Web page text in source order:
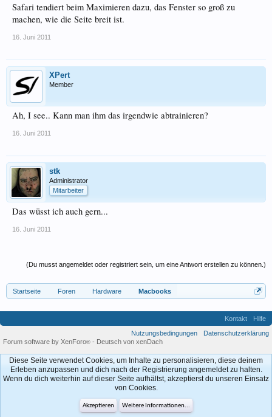
Safari tendiert beim Maximieren dazu, das Fenster so groß zu
machen, wie die Seite breit ist.
16. Juni 2011
XPert
Member
Ah, I see.. Kann man ihm das irgendwie abtrainieren?
16. Juni 2011
stk
Administrator
Mitarbeiter
Das wüsst ich auch gern...
16. Juni 2011
(Du musst angemeldet oder registriert sein, um eine Antwort erstellen zu können.)
Startseite Foren Hardware Macbooks
Kontakt
Hilfe
Nutzungsbedingungen
Datenschutzerklärung
Forum software by XenForo® - Deutsch von xenDach
Diese Seite verwendet Cookies, um Inhalte zu personalisieren, diese deinem
Erleben anzupassen und dich nach der Registrierung angemeldet zu halten.
Wenn du dich weiterhin auf dieser Seite aufhältst, akzeptierst du unseren Einsatz
von Cookies.
Akzeptieren Weitere Informationen...